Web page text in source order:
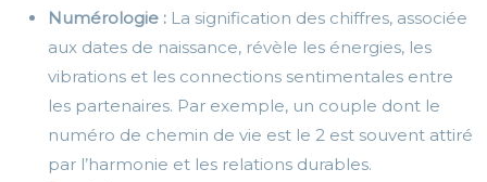
Numérologie : La signification des chiffres, associée
aux dates de naissance, révèle les énergies, les
vibrations et les connections sentimentales entre
les partenaires. Par exemple, un couple dont le
numéro de chemin de vie est le 2 est souvent attiré
par l’harmonie et les relations durables.